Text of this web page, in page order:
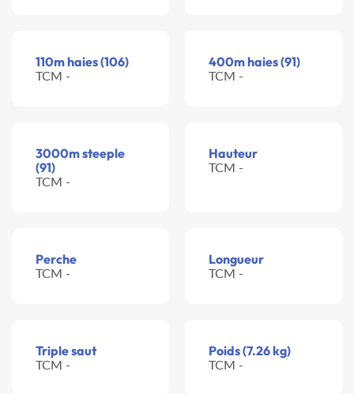
110m haies (106)
TCM -
400m haies (91)
TCM -
3000m steeple
(91)
TCM -
Hauteur
TCM -
Perche
TCM -
Longueur
TCM -
Triple saut
TCM -
Poids (7.26 kg)
TCM -